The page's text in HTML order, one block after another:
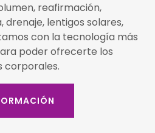
reafirmación,
drenaje, lentigos solares,
con la tecnología más
poder ofrecerte los
corporales.